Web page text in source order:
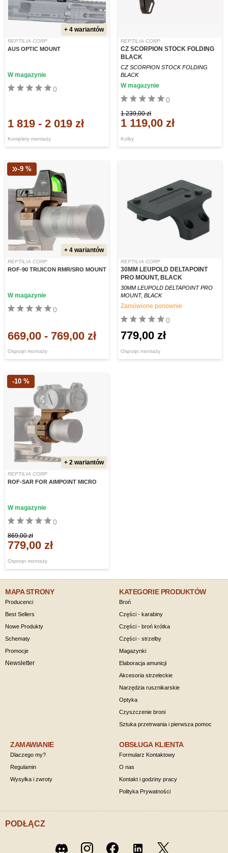
+ 4 wariantów
REPTILIA CORP
AUS OPTIC MOUNT
Komplety montaży
0
W magazynie
1 819 - 2 019 zł
REPTILIA CORP
CZ SCORPION STOCK FOLDING
BLACK
CZ SCORPION STOCK FOLDING
BLACK
Kolby
0
W magazynie
1 239,00 zł
1 119,00 zł
-9 %
+ 4 wariantów
REPTILIA CORP
ROF-90 TRIJICON RMR/SRO MOUNT
Osprzęt montaży
0
W magazynie
669,00 - 769,00 zł
REPTILIA CORP
30MM LEUPOLD DELTAPOINT
PRO MOUNT, BLACK
30MM LEUPOLD DELTAPOINT PRO
MOUNT, BLACK
Osprzęt montaży
0
Zamówione ponownie
779,00 zł
-10 %
+ 2 wariantów
REPTILIA CORP
ROF-SAR FOR AIMPOINT MICRO
Osprzęt montaży
0
W magazynie
869,00 zł
779,00 zł
MAPA STRONY
Producenci
Best Sellers
Nowe Produkty
Schematy
Promocje
Newsletter
KATEGORIE PRODUKTÓW
Broń
Części - karabiny
Części - broń krótka
Części - strzelby
Magazynki
Elaboracja amunicji
Akcesoria strzeleckie
Narzędzia rusznikarskie
Optyka
Czyszczenie broni
Sztuka przetrwania i pierwsza pomoc
ZAMAWIANIE
Dlaczego my?
Regulamin
Wysyłka i zwroty
OBSŁUGA KLIENTA
Formularz Kontaktowy
O nas
Kontakt i godziny pracy
Polityka Prywatności
PODŁĄCZ
Discord Instagram Facebook LinkedIn